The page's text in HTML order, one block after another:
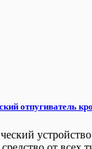
отпугиватель